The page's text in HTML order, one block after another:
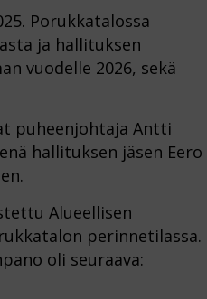
Porukkatalossa
ja hallituksen
vuodelle 2026, sekä
puheenjohtaja Antti
hallituksen jäsen Eero
Alueellisen
perinnetilassa.
oli seuraava: